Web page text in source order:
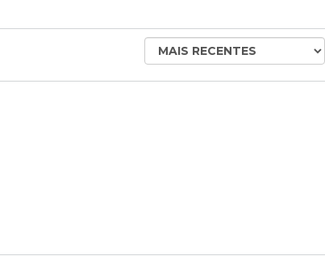
ORDENAR
AVALIAÇÕES